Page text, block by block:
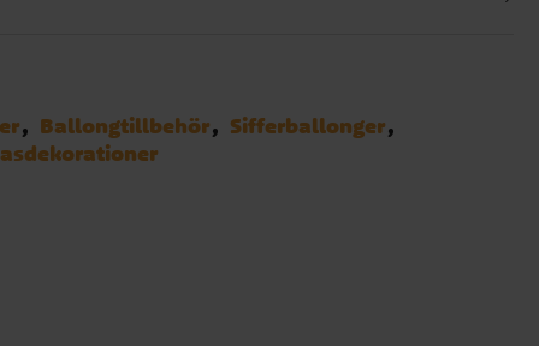
Ballongtillbehör
Sifferballonger